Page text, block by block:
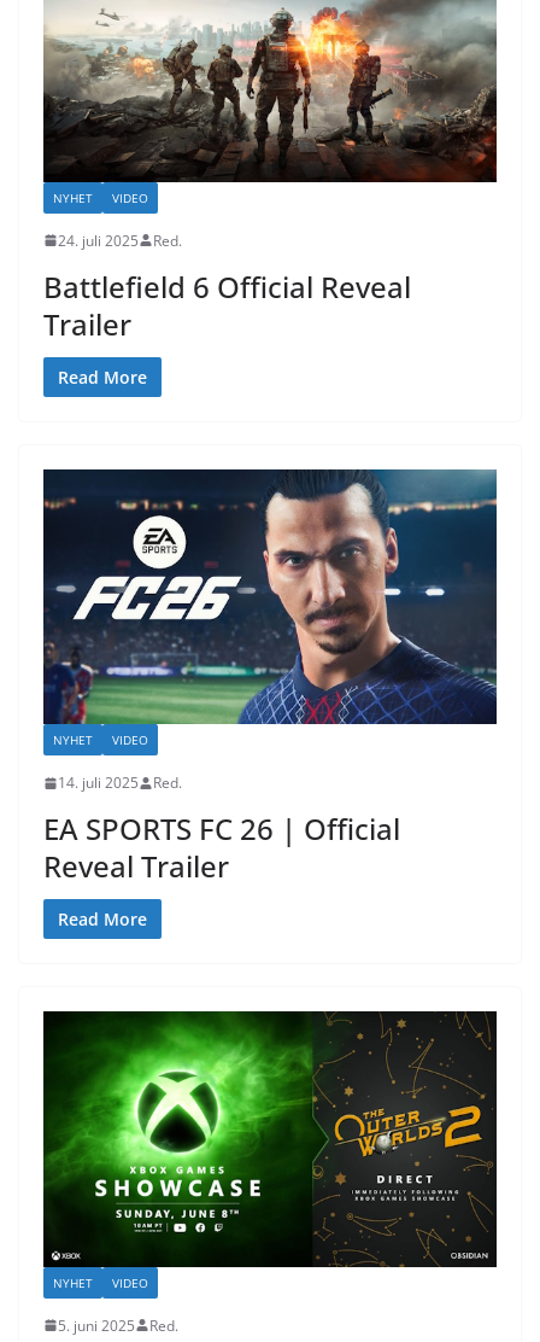
NYHET VIDEO
24. juli 2025 Red.
Battlefield 6 Official Reveal
Trailer
Read More
NYHET VIDEO
14. juli 2025 Red.
EA SPORTS FC 26 | Official
Reveal Trailer
Read More
NYHET VIDEO
5. juni 2025 Red.